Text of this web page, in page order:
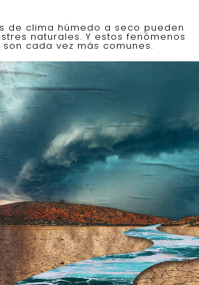
de clima húmedo a seco pueden
naturales. Y estos fenómenos
cada vez más comunes.